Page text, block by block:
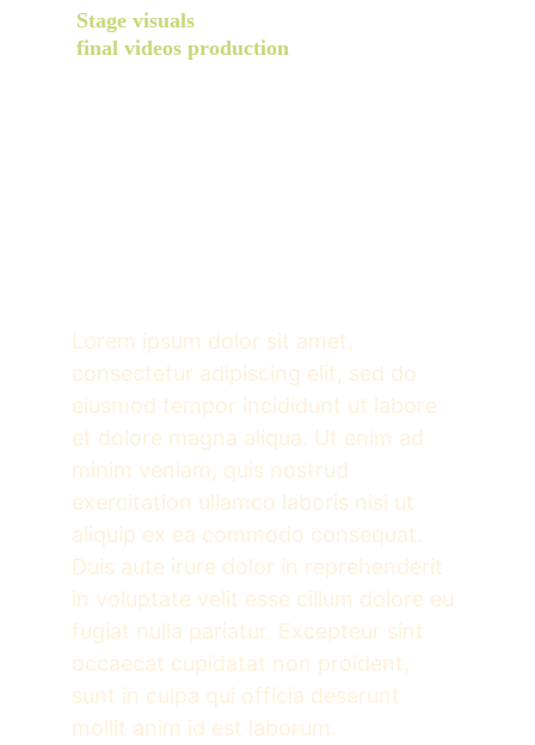
Stage visuals
final videos production
Lorem ipsum dolor sit amet,
consectetur adipiscing elit, sed do
eiusmod tempor incididunt ut labore
et dolore magna aliqua. Ut enim ad
minim veniam, quis nostrud
exercitation ullamco laboris nisi ut
aliquip ex ea commodo consequat.
Duis aute irure dolor in reprehenderit
in voluptate velit esse cillum dolore eu
fugiat nulla pariatur. Excepteur sint
occaecat cupidatat non proident,
sunt in culpa qui officia deserunt
mollit anim id est laborum.